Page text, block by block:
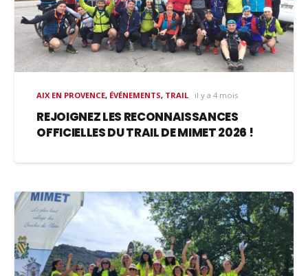
AIX EN PROVENCE, ÉVÉNEMENTS, TRAIL il y a 4 mois
REJOIGNEZ LES RECONNAISSANCES
OFFICIELLES DU TRAIL DE MIMET 2026 !